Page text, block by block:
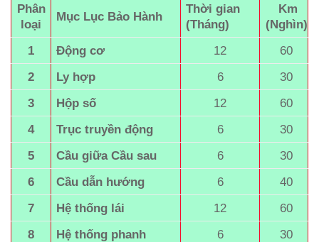
Phân
loại
Mục Lục Bảo Hành
Thời gian
(Tháng)
Km
(Nghìn)
1
Động cơ 12
60
2
Ly hợp 6
30
3
Hộp số 12
60
4
Trục truyền động 6
30
5
Cầu giữa Cầu sau 6
30
6
Cầu dẫn hướng 6
40
7
Hệ thống lái 12
60
8
Hệ thống phanh 6 30